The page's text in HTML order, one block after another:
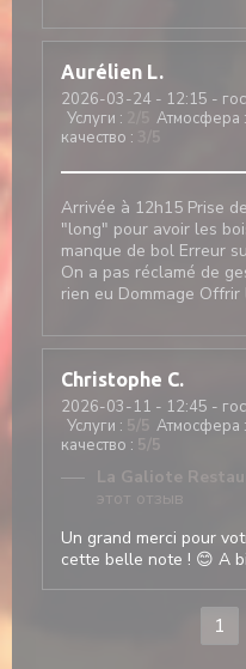
Aurélien L
2026-03-24 - 12:15 -
Услуги : Атмосфера :
качество :
Arrivée à 12h15 Prise
"long" pour avoir les
manque de bol Erreur
On a pas réclamé de
rien eu Dommage
Christophe C
2026-03-11 - 12:45 -
Услуги : 5 /5 Атмосфера :
качество : 5/5
La Galiote
этот отзыв
Un grand merci pour
cette belle note ! 😊 A
1